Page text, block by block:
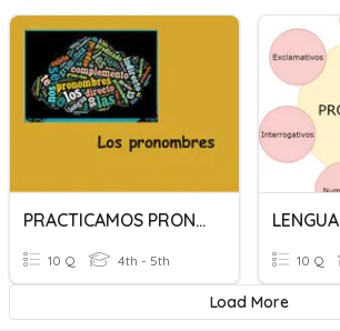
PRACTICAMOS PRONOMBRES
10 Q 4th - 5th 10 Q
Load More